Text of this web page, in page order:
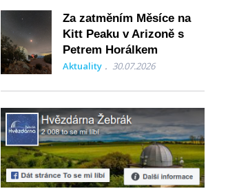
Za zatměním Měsíce na
Kitt Peaku v Arizoně s
Petrem Horálkem
Aktuality 30.07.2026